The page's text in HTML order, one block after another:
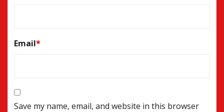
Email*
Save my name, email, and website in this browser